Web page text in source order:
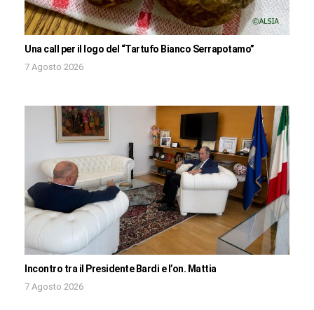
Una call per il logo del “Tartufo Bianco Serrapotamo”
7 Agosto 2026
Incontro tra il Presidente Bardi e l’on. Mattia
7 Agosto 2026